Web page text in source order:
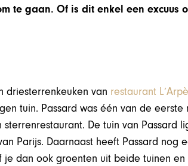
te gaan. Of is dit enkel een excuus
driesterrenkeuken van restaurant
tuin. Passard was één van de
De tuin van Passard
Parijs. Daarnaast heeft Passard nog
je dan ook groenten uit beide tuinen